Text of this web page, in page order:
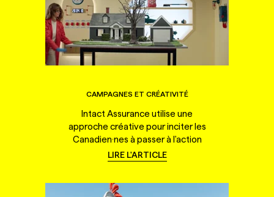
CAMPAGNES ET CRÉATIVITÉ
Intact Assurance utilise une
approche créative pour inciter les
Canadien·nes à passer à l'action
LIRE L'ARTICLE